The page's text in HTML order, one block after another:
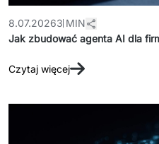
8.07.20263 MIN
Jak zbudować agenta AI dla
Czytaj więcej